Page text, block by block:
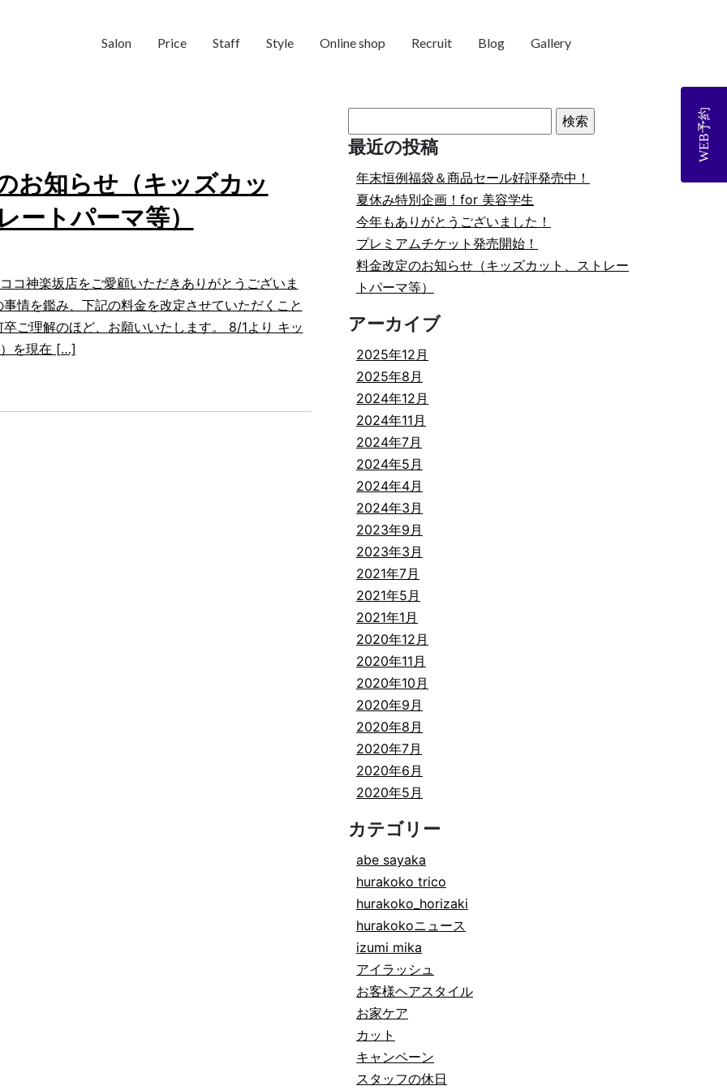
WEB予約
Salon Price Staff Style Online shop Recruit Blog Gallery
お知らせ（キッズカッ
ートパーマ等）
コ神楽坂店をご愛顧いただきありがとうございま
情を鑑み、下記の料金を改定させていただくこと
ご理解のほど、お願いいたします。 8/1より キッ
を現在 […]
索:
最近の投稿
年末恒例福袋＆商品セール好評発売中！
夏休み特別企画！for 美容学生
今年もありがとうございました！
プレミアムチケット発売開始！
料金改定のお知らせ（キッズカット、ストレー
トパーマ等）
アーカイブ
2025年12月
2025年8月
2024年12月
2024年11月
2024年7月
2024年5月
2024年4月
2024年3月
2023年9月
2023年3月
2021年7月
2021年5月
2021年1月
2020年12月
2020年11月
2020年10月
2020年9月
2020年8月
2020年7月
2020年6月
2020年5月
カテゴリー
abe sayaka
hurakoko trico
hurakoko_horizaki
hurakokoニュース
izumi mika
アイラッシュ
お客様ヘアスタイル
お家ケア
カット
キャンペーン
スタッフの休日